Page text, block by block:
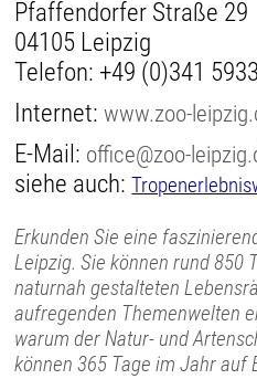
Pfaffendorfer Straße 29
04105 Leipzig
Telefon: +49 (0)341
Internet:www.zoo-
E-Mail: office@zoo-
siehe auch:
Erkunden Sie eine
Leipzig. Sie können rund 850
naturnah gestalteten
aufregenden Themenwelten
warum der Natur- und
können 365 Tage im Jahr auf